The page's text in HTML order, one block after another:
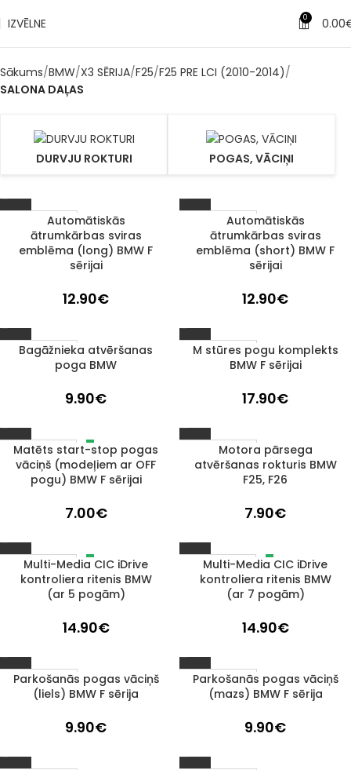
IZVĒLNE 0 0.00
Sākums BMW X3 SĒRIJA F25 F25 PRE LCI (2010-2014)
SALONA DAĻAS
DURVJU ROKTURI POGAS, VĀCIŅI
1–3 D. D.
Automātiskās
ātrumkārbas sviras
emblēma (long) BMW F
sērijai
12.90€
1–3 D. D.
Automātiskās
ātrumkārbas sviras
emblēma (short) BMW F
sērijai
12.90€
1–3 D. D.
Bagāžnieka atvēršanas
poga BMW
9.90€
1–3 D. D.
M stūres pogu komplekts
BMW F sērijai
17.90€
IZPĀRDOTS
Matēts start-stop pogas
vāciņš (modeļiem ar OFF
pogu) BMW F sērijai
7.00€
1–3 D. D.
Motora pārsega
atvēršanas rokturis BMW
F25, F26
7.90€
IZPĀRDOTS
Multi-Media CIC iDrive
kontroliera ritenis BMW
(ar 5 pogām)
14.90€
IZPĀRDOTS
Multi-Media CIC iDrive
kontroliera ritenis BMW
(ar 7 pogām)
14.90€
1–3 D. D.
Parkošanās pogas vāciņš
(liels) BMW F sērija
9.90€
1–3 D. D.
Parkošanās pogas vāciņš
(mazs) BMW F sērija
9.90€